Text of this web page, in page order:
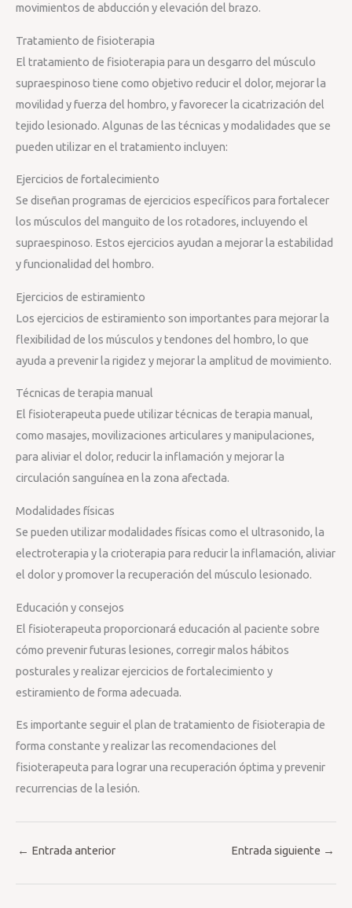
movimientos de abducción y elevación del brazo.
Tratamiento de fisioterapia
El tratamiento de fisioterapia para un desgarro del músculo
supraespinoso tiene como objetivo reducir el dolor, mejorar la
movilidad y fuerza del hombro, y favorecer la cicatrización del
tejido lesionado. Algunas de las técnicas y modalidades que se
pueden utilizar en el tratamiento incluyen:
Ejercicios de fortalecimiento
Se diseñan programas de ejercicios específicos para fortalecer
los músculos del manguito de los rotadores, incluyendo el
supraespinoso. Estos ejercicios ayudan a mejorar la estabilidad
y funcionalidad del hombro.
Ejercicios de estiramiento
Los ejercicios de estiramiento son importantes para mejorar la
flexibilidad de los músculos y tendones del hombro, lo que
ayuda a prevenir la rigidez y mejorar la amplitud de movimiento.
Técnicas de terapia manual
El fisioterapeuta puede utilizar técnicas de terapia manual,
como masajes, movilizaciones articulares y manipulaciones,
para aliviar el dolor, reducir la inflamación y mejorar la
circulación sanguínea en la zona afectada.
Modalidades físicas
Se pueden utilizar modalidades físicas como el ultrasonido, la
electroterapia y la crioterapia para reducir la inflamación, aliviar
el dolor y promover la recuperación del músculo lesionado.
Educación y consejos
El fisioterapeuta proporcionará educación al paciente sobre
cómo prevenir futuras lesiones, corregir malos hábitos
posturales y realizar ejercicios de fortalecimiento y
estiramiento de forma adecuada.
Es importante seguir el plan de tratamiento de fisioterapia de
forma constante y realizar las recomendaciones del
fisioterapeuta para lograr una recuperación óptima y prevenir
recurrencias de la lesión.
← Entrada anterior Entrada siguiente →